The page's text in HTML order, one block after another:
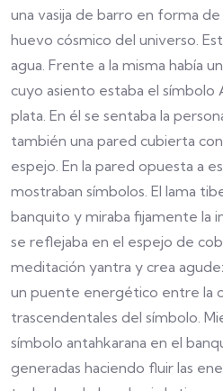
una vasija de barro en forma
huevo cósmico del universo.
agua. Frente a la misma había
cuyo asiento estaba el símbolo
plata. En él se sentaba la
también una pared cubierta
espejo. En la pared opuesta a
mostraban símbolos. El lama
banquito y miraba fijamente la
se reflejaba en el espejo de
meditación yantra y crea
un puente energético entre la
trascendentales del símbolo.
símbolo antahkarana en el
generadas haciendo fluir las